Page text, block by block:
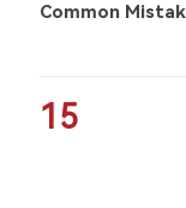
Common
15